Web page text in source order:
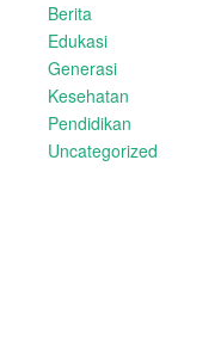
Berita
Edukasi
Generasi
Kesehatan
Pendidikan
Uncategorized